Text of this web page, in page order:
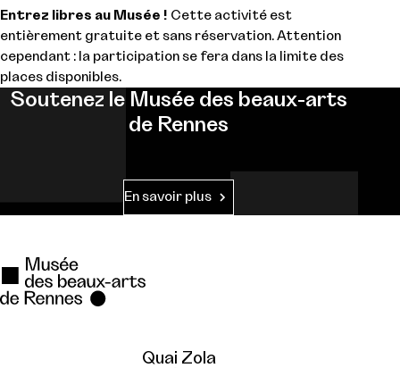
Entrez libres au Musée ! Cette activité est
entièrement gratuite et sans réservation. Attention
cependant : la participation se fera dans la limite des
places disponibles.
Soutenez le Musée des beaux-arts
de Rennes
En savoir plus
Quai Zola